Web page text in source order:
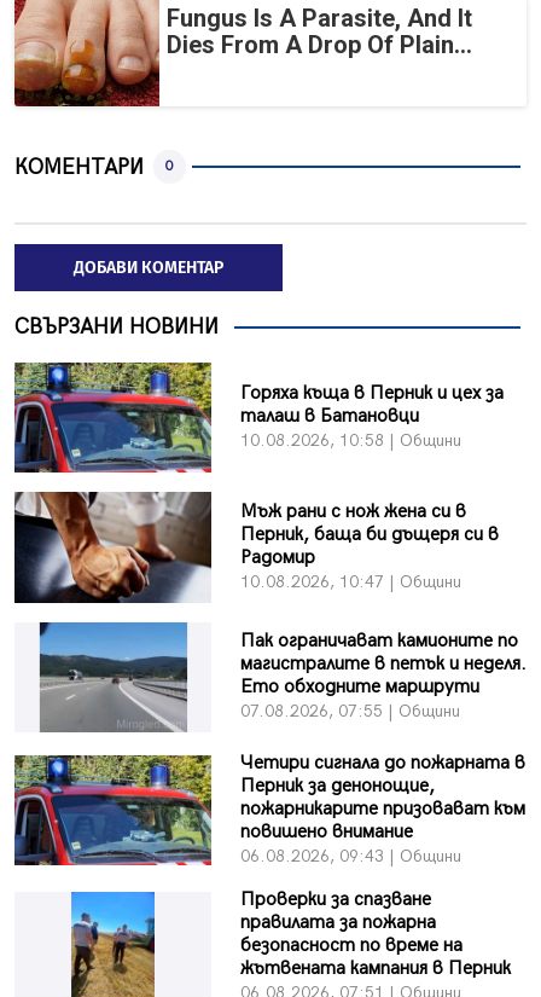
Fungus Is A Parasite, And It
Dies From A Drop Of Plain...
КОМЕНТАРИ 0
ДОБАВИ КОМЕНТАР
СВЪРЗАНИ НОВИНИ
Горяха къща в Перник и цех за
талаш в Батановци
10.08.2026, 10:58 | Общини
Мъж рани с нож жена си в
Перник, баща би дъщеря си в
Радомир
10.08.2026, 10:47 | Общини
Пак ограничават камионите по
магистралите в петък и неделя.
Ето обходните маршрути
07.08.2026, 07:55 | Общини
Четири сигнала до пожарната в
Перник за денонощие,
пожарникарите призовават към
повишено внимание
06.08.2026, 09:43 | Общини
Проверки за спазване
правилата за пожарна
безопасност по време на
жътвената кампания в Перник
06.08.2026, 07:51 | Общини